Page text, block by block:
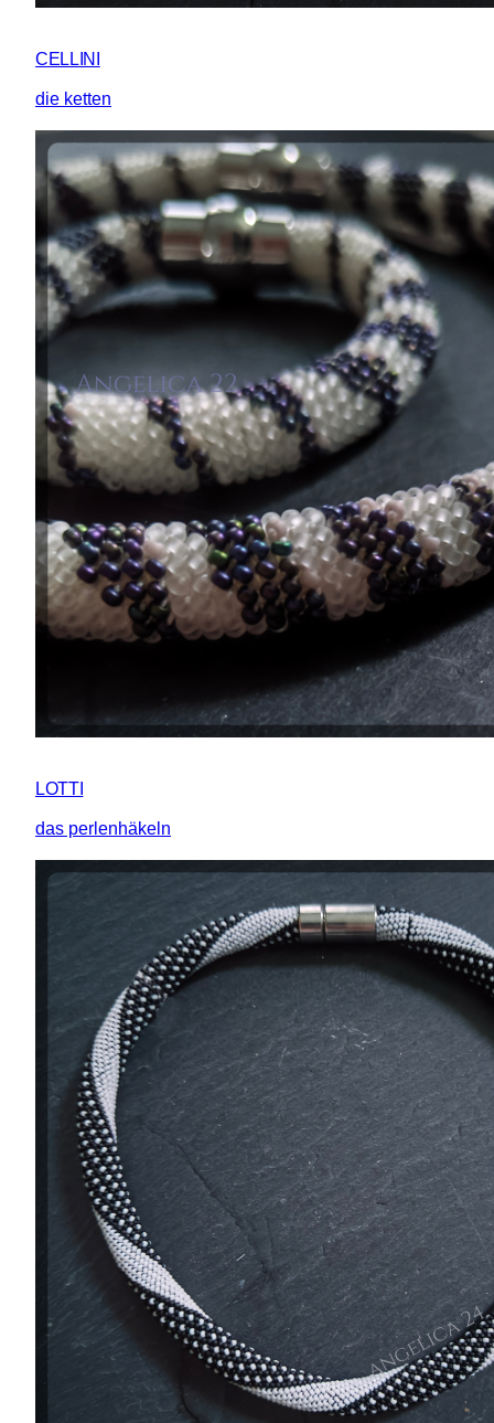
CELLINI
die ketten
LOTTI
das perlenhäkeln